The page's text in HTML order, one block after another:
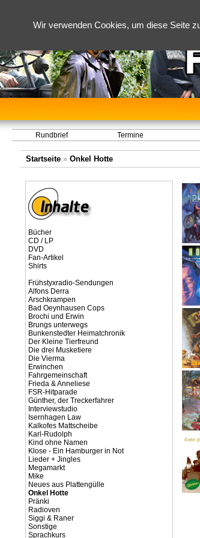
Wir verwenden Cookies, um diese Seite
Rundbrief Termine
Startseite » Onkel Hotte
Bücher
CD / LP
DVD
Fan-Artikel
Shirts
Frühstyxradio-Sendungen
Alfons Derra
Arschkrampen
Bad Oeynhausen Cops
Brochi und Erwin
Brungs unterwegs
Bunkenstedter Heimatchronik
Der Kleine Tierfreund
Die drei Musketiere
Die Vierma
Erwinchen
Fahrgemeinschaft
Frieda & Anneliese
FSR-Hitparade
Günther, der Treckerfahrer
Interviewstudio
Isernhagen Law
Kalkofes Mattscheibe
Karl-Rudolph
Kind ohne Namen
Klose - Ein Hamburger in Not
Lieder + Jingles
Megamarkt
Mike
Neues aus Plattengülle
Onkel Hotte
Pränki
Radioven
Siggi & Raner
Sonstige
Sprachkurs